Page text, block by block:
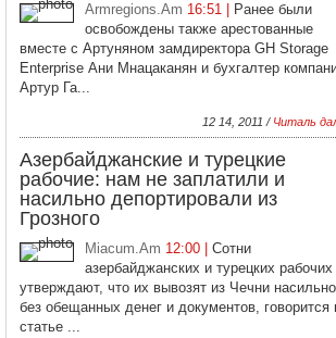
Armregions.Am 16:51 |
Ранее были
освобождены также арестованные
вместе с Артуняном замдиректора GH Storage
Enterprise Ани Мнацаканян и бухгалтер
Артур Га...
12 14, 2011 / Читаль
Азербайджанские и турецкие
рабочие: нам не заплатили и
насильно депортировали из
Грозного
Miacum.Am 12:00 | Сотни
азербайджанских и турецких рабочих
утверждают, что их вывозят из Чечни
без обещанных денег и документов, говорится
статье ...